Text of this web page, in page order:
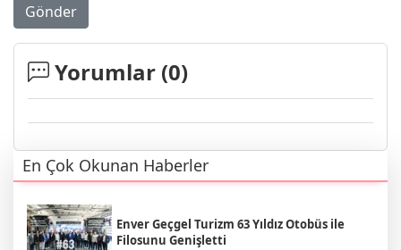
Gönder
Yorumlar (0)
En Çok Okunan Haberler
Enver Geçgel Turizm 63 Yıldız Otobüs ile
Filosunu Genişletti